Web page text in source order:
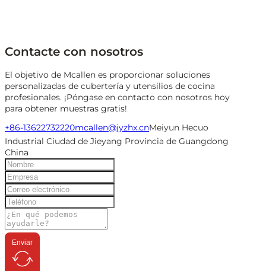
Contacte con nosotros
El objetivo de Mcallen es proporcionar soluciones
personalizadas de cubertería y utensilios de cocina
profesionales. ¡Póngase en contacto con nosotros hoy
para obtener muestras gratis!
+86-13622732220mcallen@jyzhx.cnMeiyun Hecuo
Industrial Ciudad de Jieyang Provincia de Guangdong
China
Enviar